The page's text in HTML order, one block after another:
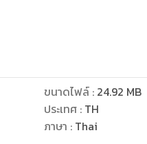
วข้องกับกฎแรงดึงดูดเงิน
ลงทุนในความรู้ของคุณ
ขนาดไฟล์: 24.92 MB
ประเทศ : TH
ภาษา : Thai